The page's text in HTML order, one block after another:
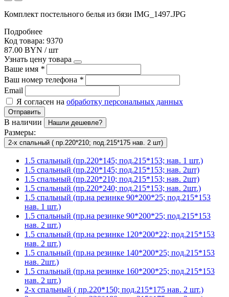
Комплект постельного белья из бязи IMG_1497.JPG
Подробнее
Код товара: 9370
87.00 BYN / шт
Узнать цену товара
Ваше имя *
Ваш номер телефона *
Email
Я согласен на обработку персональных данных
Отправить
В наличии Нашли дешевле?
Размеры:
2-х спальный ( пр.220*210; под.215*175 нав. 2 шт)
1.5 спальный (пр.220*145; под.215*153; нав. 1 шт.)
1.5 спальный (пр.220*145; под.215*153; нав. 2шт)
1.5 спальный (пр.220*210; под.215*153; нав. 2шт)
1.5 спальный (пр.220*240; под.215*153; нав. 2шт.)
1.5 спальный (пр.на резинке 90*200*25; под.215*153
нав. 1 шт.)
1.5 спальный (пр.на резинке 90*200*25; под.215*153
нав. 2 шт.)
1.5 спальный (пр.на резинке 120*200*22; под.215*153
нав. 2 шт.)
1.5 спальный (пр.на резинке 140*200*25; под.215*153
нав. 2шт.)
1.5 спальный (пр.на резинке 160*200*25; под.215*153
нав. 2 шт.)
2-х спальный ( пр.220*150; под.215*175 нав. 2 шт.)